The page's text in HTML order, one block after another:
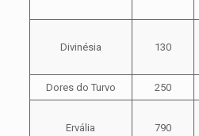
Divinésia 130
Dores do Turvo 250
Ervália 790